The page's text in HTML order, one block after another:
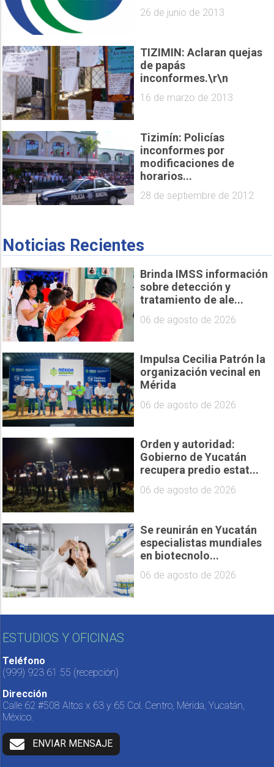
26 de junio de 2013
TIZIMIN: Aclaran quejas
de papás
inconformes.\r\n
16 de marzo de 2013
Tizimín: Policías
inconformes por
modificaciones de
horarios...
28 de septiembre de 2012
Noticias Recientes
Brinda IMSS información
sobre detección y
tratamiento de ale...
06 de agosto de 2026
Impulsa Cecilia Patrón la
organización vecinal en
Mérida
06 de agosto de 2026
Orden y autoridad:
Gobierno de Yucatán
recupera predio estat...
06 de agosto de 2026
Se reunirán en Yucatán
especialistas mundiales
en biotecnolo...
06 de agosto de 2026
ESTUDIOS Y OFICINAS
Teléfono
(999) 923 61 55 (recepción)
Dirección
Calle 62 #508 Altos x 63 y 65 Col. Centro, Mérida, Yucatán,
México.
ENVIAR MENSAJE